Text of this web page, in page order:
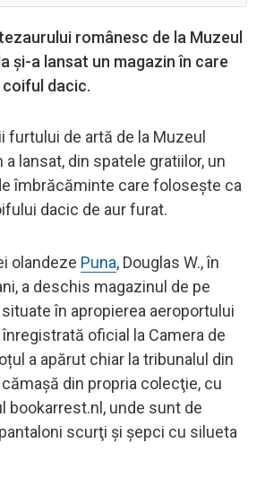
românesc de la Muzeul
și-a lansat un magazin în care
dacic.
furtului de artă de la Muzeul
lansat, din spatele gratiilor, un
îmbrăcăminte care foloseşte ca
dacic de aur furat.
olandeze Puna, Douglas W., în
a deschis magazinul de pe
în apropierea aeroportului
oficial la Camera de
a apărut chiar la tribunalul din
din propria colecţie, cu
bookarrest.nl, unde sunt de
scurţi şi şepci cu silueta